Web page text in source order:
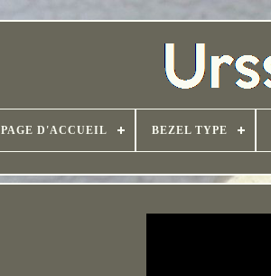
PAGE D'ACCUEIL BEZEL TYPE